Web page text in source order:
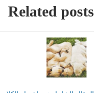
Related posts